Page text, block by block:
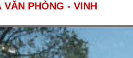
PHÒNG - VINH